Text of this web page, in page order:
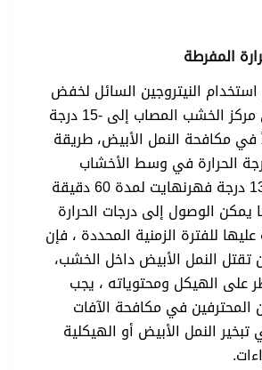
النيتروجين السائل لخفض
درجة الحرارة في مركز الخشب المصاب إلى -15 درجة
في مكافحة النمل الأبيض، طريقة
الحرارة في وسط الأخشاب
الموبوءة إلى 135 درجة فهرنهايت لمدة 60 دقيقة
يمكن الوصول إلى درجات الحرارة
للفترة الزمنية المحددة ، فإن
تقتل النمل الأبيض داخل الخشب،
على الهيكل ومحتوياته ، يجب
في مكافحة الآفات
النمل الأبيض أو الهيكلية